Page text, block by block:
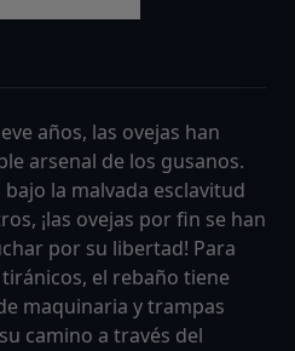
años, las ovejas han
arsenal de los gusanos.
la malvada esclavitud
¡las ovejas por fin se han
por su libertad! Para
el rebaño tiene
maquinaria y trampas
camino a través del